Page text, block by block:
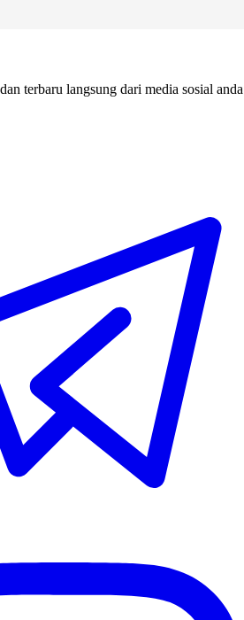
terbaru langsung dari media sosial anda